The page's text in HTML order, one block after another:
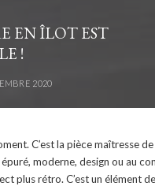
EN ÎLOT EST
!
2020
C’est la pièce maîtresse
moderne, design ou au
plus rétro. C’est un élément